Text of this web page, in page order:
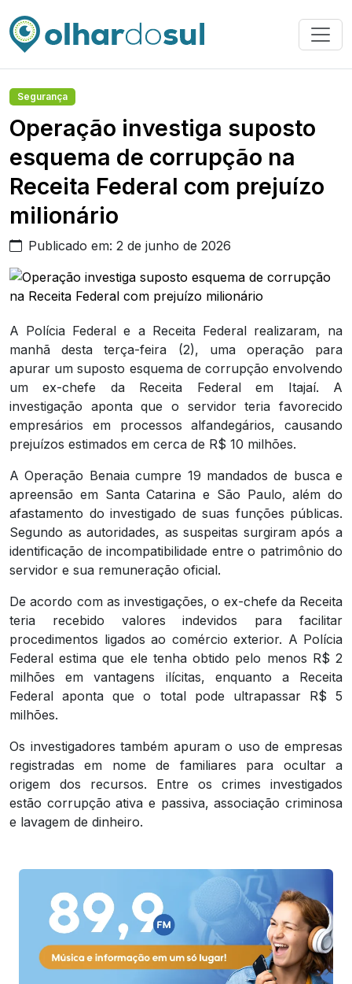
Segurança
Operação investiga suposto
esquema de corrupção na
Receita Federal com prejuízo
milionário
Publicado em: 2 de junho de 2026
A Polícia Federal e a Receita Federal realizaram, na
manhã desta terça-feira (2), uma operação para
apurar um suposto esquema de corrupção envolvendo
um ex-chefe da Receita Federal em Itajaí. A
investigação aponta que o servidor teria favorecido
empresários em processos alfandegários, causando
prejuízos estimados em cerca de R$ 10 milhões.
A Operação Benaia cumpre 19 mandados de busca e
apreensão em Santa Catarina e São Paulo, além do
afastamento do investigado de suas funções públicas.
Segundo as autoridades, as suspeitas surgiram após a
identificação de incompatibilidade entre o patrimônio do
servidor e sua remuneração oficial.
De acordo com as investigações, o ex-chefe da Receita
teria recebido valores indevidos para facilitar
procedimentos ligados ao comércio exterior. A Polícia
Federal estima que ele tenha obtido pelo menos R$ 2
milhões em vantagens ilícitas, enquanto a Receita
Federal aponta que o total pode ultrapassar R$ 5
milhões.
Os investigadores também apuram o uso de empresas
registradas em nome de familiares para ocultar a
origem dos recursos. Entre os crimes investigados
estão corrupção ativa e passiva, associação criminosa
e lavagem de dinheiro.